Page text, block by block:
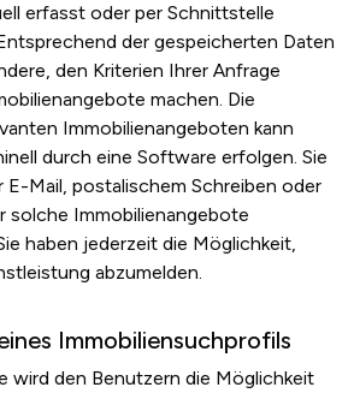
erfasst oder per Schnittstelle
der gespeicherten Daten
den Kriterien Ihrer Anfrage
machen. Die
Immobilienangeboten kann
durch eine Software erfolgen. Sie
E-Mail, postalischem Schreiben oder
solche Immobilienangebote
haben jederzeit die Möglichkeit,
abzumelden.
Immobiliensuchprofils
wird den Benutzern die Möglichkeit